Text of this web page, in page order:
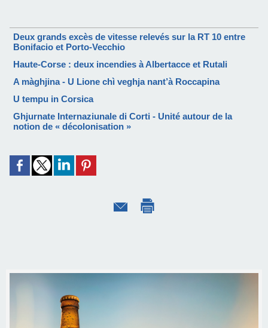
Deux grands excès de vitesse relevés sur la RT 10 entre
Bonifacio et Porto-Vecchio
Haute-Corse : deux incendies à Albertacce et Rutali
A màghjina - U Lione chì veghja nant’à Roccapina
U tempu in Corsica
Ghjurnate Internaziunale di Corti - Unité autour de la
notion de « décolonisation »